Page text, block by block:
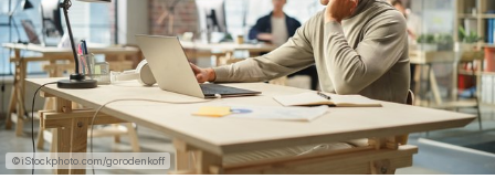
©iStockphoto.com/gorodenkoff